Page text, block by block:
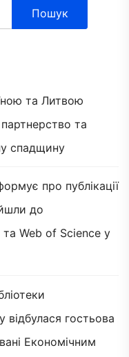
Пошук
та Литвою
та
спадщину
про публікації
до
Web of Science у
відбулася гостьова
Економічним